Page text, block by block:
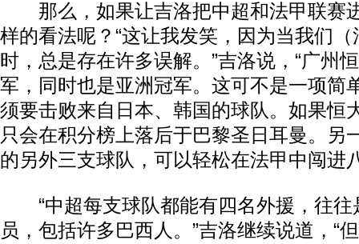
那么，如果让吉洛把中超和法甲联赛
样的看法呢？“这让我发笑，因为当我们
时，总是存在许多误解。”吉洛说，“广州
军，同时也是亚洲冠军。这可不是一项简
须要击败来自日本、韩国的球队。如果恒
只会在积分榜上落后于巴黎圣日耳曼。另
的另外三支球队，可以轻松在法甲中闯进
“中超每支球队都能有四名外援，往往
员，包括许多巴西人。”吉洛继续说道，“
动物系恋人啊 | 钟欣潼体验爱情哲学 南